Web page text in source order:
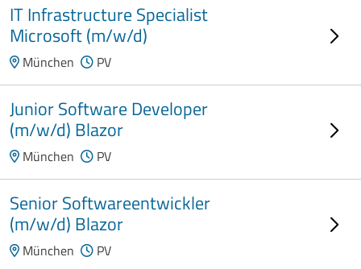
IT Infrastructure Specialist
Microsoft (m/w/d)
München PV
Junior Software Developer
(m/w/d) Blazor
München PV
Senior Softwareentwickler
(m/w/d) Blazor
München PV